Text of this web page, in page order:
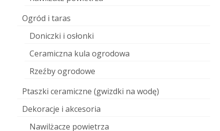
Ogród i taras
Doniczki i osłonki
Ceramiczna kula ogrodowa
Rzeźby ogrodowe
Ptaszki ceramiczne (gwizdki na wodę)
Dekoracje i akcesoria
Nawilżacze powietrza